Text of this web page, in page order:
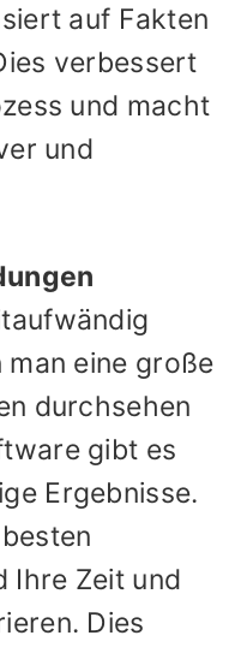
auf Fakten
verbessert
und macht
und
eine große
durchsehen
gibt es
Ergebnisse.
Ihre Zeit und
Dies